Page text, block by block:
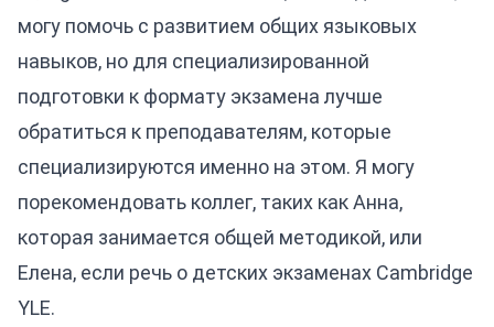
могу помочь с развитием общих языковых
навыков, но для специализированной
подготовки к формату экзамена лучше
обратиться к преподавателям, которые
специализируются именно на этом. Я могу
порекомендовать коллег, таких как Анна,
которая занимается общей методикой, или
Елена, если речь о детских экзаменах Cambridge
YLE.